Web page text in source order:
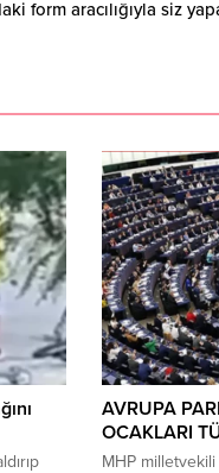
form aracılığıyla siz
AVRUPA
OCAKLARI
MHP